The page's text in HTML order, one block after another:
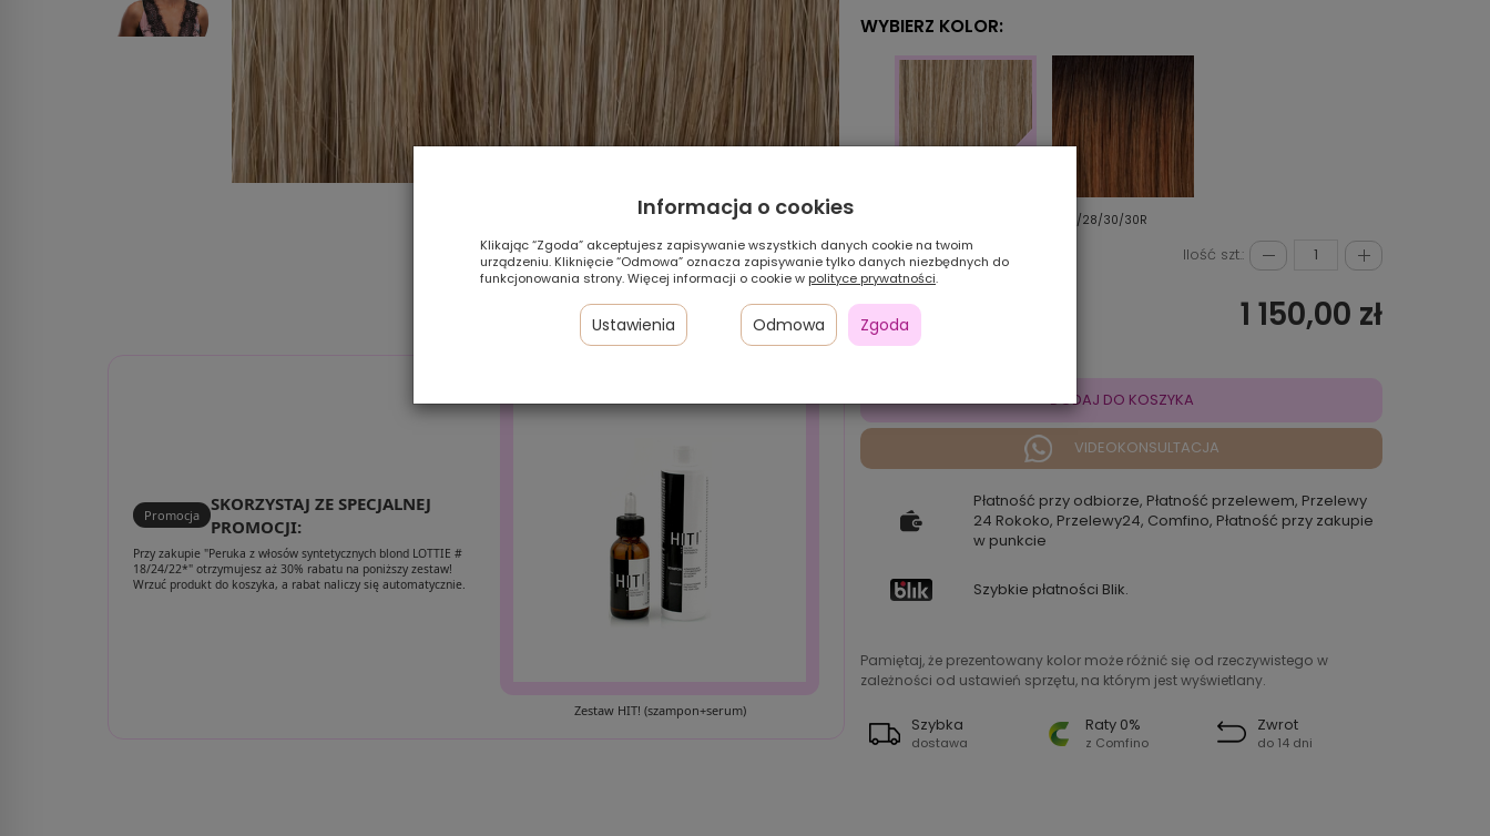
Promocja
SKORZYSTAJ ZE SPECJALNEJ
PROMOCJI:
Przy zakupie "Peruka z włosów syntetycznych blond LOTTIE #
18/24/22*" otrzymujesz aż 30% rabatu na poniższy zestaw!
Wrzuć produkt do koszyka, a rabat naliczy się automatycznie.
Zestaw HIT! (szampon+serum)
WYBIERZ KOLOR:
23N/28/30/30R
Ilość szt.:
1 150,00 zł
DODAJ DO KOSZYKA
VIDEOKONSULTACJA
Płatność przy odbiorze, Płatność przelewem, Przelewy
24 Rokoko, Przelewy24, Comfino, Płatność przy zakupie
w punkcie
Szybkie płatności Blik.
Pamiętaj, że prezentowany kolor może różnić się od rzeczywistego w
zależności od ustawień sprzętu, na którym jest wyświetlany.
Szybka
dostawa
Raty 0%
z Comfino
Zwrot
do 14 dni
Informacja o cookies
Klikając “Zgoda” akceptujesz zapisywanie wszystkich danych cookie na twoim
urządzeniu. Kliknięcie “Odmowa” oznacza zapisywanie tylko danych niezbędnych do
funkcjonowania strony. Więcej informacji o cookie w polityce prywatności.
Ustawienia Odmowa Zgoda